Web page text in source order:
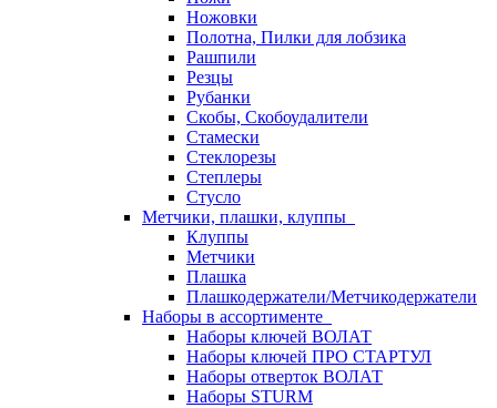
Ножовки
Полотна, Пилки для лобзика
Рашпили
Резцы
Рубанки
Скобы, Скобоудалители
Стамески
Стеклорезы
Степлеры
Стусло
Метчики, плашки, клуппы
Клуппы
Метчики
Плашка
Плашкодержатели/Метчикодержатели
Наборы в ассортименте
Наборы ключей ВОЛАТ
Наборы ключей ПРО СТАРТУЛ
Наборы отверток ВОЛАТ
Наборы STURM